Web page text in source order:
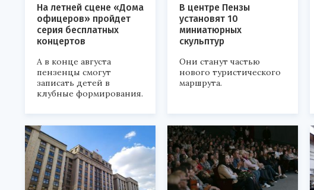
На летней сцене «Дома
офицеров» пройдет
серия бесплатных
концертов
А в конце августа
пензенцы смогут
записать детей в
клубные формирования.
В центре Пензы
установят 10
миниатюрных
скульптур
Они станут частью
нового туристического
маршрута.